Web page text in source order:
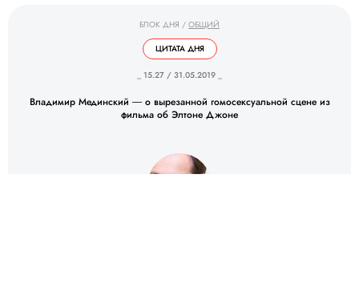
БЛОК ДНЯ / ОБЩИЙ
ЦИТАТА ДНЯ
_ 15.27 / 31.05.2019 _
Владимир Мединский ― о вырезанной гомосексуальной сцене из
фильма об Элтоне Джоне